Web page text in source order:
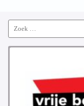
LINKS ARBEID
FACEBOOK
Search
for: